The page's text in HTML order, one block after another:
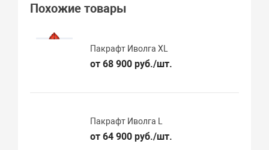
Похожие товары
Пакрафт Иволга XL
от 68 900 руб./шт.
Пакрафт Иволга L
от 64 900 руб./шт.